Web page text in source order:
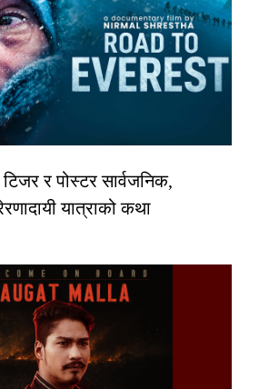
र पोस्टर सार्वजनिक,
यात्राको कथा